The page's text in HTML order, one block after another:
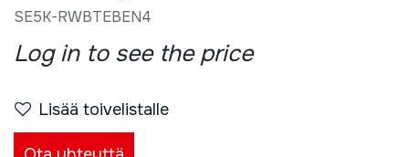
SE5K-RWBTEBEN4
Log in to see the price
Lisää toivelistalle